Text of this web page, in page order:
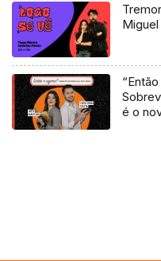
Miguel
é o